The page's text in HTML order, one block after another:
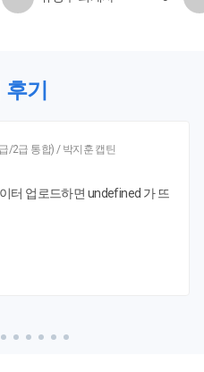
기
/2급 통합) / 박지훈 캡틴
터 업로드하면 undefined 가 뜨